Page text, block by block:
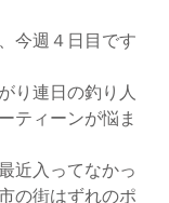
今週４日目です
り連日の釣り人
ティーンが悩ま
近入ってなかっ
の街はずれのポ